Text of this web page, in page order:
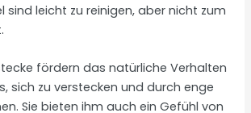
sind leicht zu reinigen, aber nicht zum
fördern das natürliche Verhalten
sich zu verstecken und durch enge
Sie bieten ihm auch ein Gefühl von